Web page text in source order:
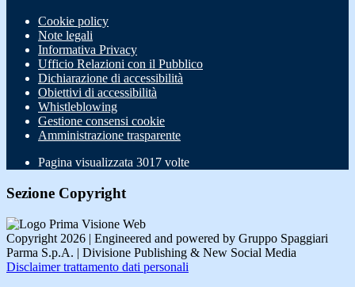
Cookie policy
Note legali
Informativa Privacy
Ufficio Relazioni con il Pubblico
Dichiarazione di accessibilità
Obiettivi di accessibilità
Whistleblowing
Gestione consensi cookie
Amministrazione trasparente
Pagina visualizzata 3017 volte
Sezione Copyright
Copyright 2026 | Engineered and powered by Gruppo Spaggiari
Parma S.p.A. | Divisione Publishing & New Social Media
Disclaimer trattamento dati personali